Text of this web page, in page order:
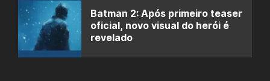
Batman 2: Após primeiro teaser
oficial, novo visual do herói é
revelado